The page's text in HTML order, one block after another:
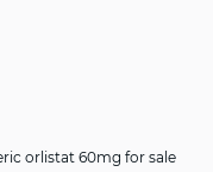
orlistat 60mg for sale